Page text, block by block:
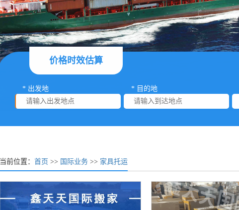
价格时效估算
* 出发地 * 目的地
当前位置：首页 >> 国际业务 >> 家具托运